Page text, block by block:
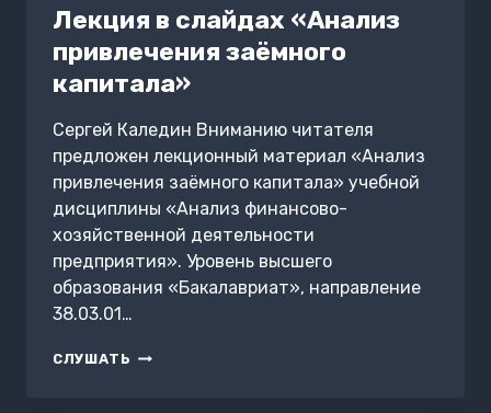
Лекция в слайдах «Анализ
привлечения заёмного
капитала»
Сергей Каледин Вниманию читателя
предложен лекционный материал «Анализ
привлечения заёмного капитала» учебной
дисциплины «Анализ финансово-
хозяйственной деятельности
предприятия». Уровень высшего
образования «Бакалавриат», направление
38.03.01…
СЛУШАТЬ ЛЕКЦИЯ